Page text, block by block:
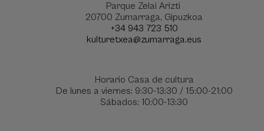
Parque Zelai Arizti
20700 Zumarraga, Gipuzkoa
+34 943 723 510
kulturetxea@zumarraga.eus
Horario Casa de cultura
De lunes a viernes: 9:30-13:30 / 15:00-21:00
Sábados: 10:00-13:30